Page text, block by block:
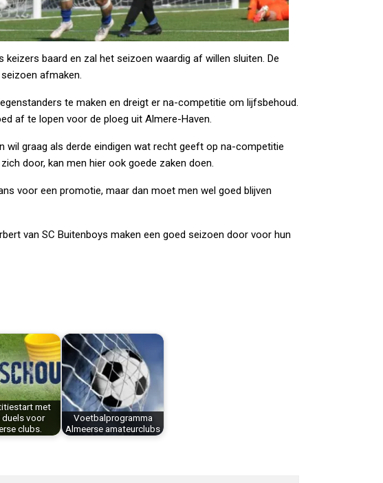
baard en zal het seizoen waardig af willen sluiten. De
afmaken.
te maken en dreigt er na-competitie om lijfsbehoud.
af te lopen voor de ploeg uit Almere-Haven.
wil graag als derde eindigen wat recht geeft op na-competitie
door, kan men hier ook goede zaken doen.
voor een promotie, maar dan moet men wel goed blijven
van SC Buitenboys maken een goed seizoen door voor hun
met
voor
clubs.
Voetbalprogramma
Almeerse amateurclubs